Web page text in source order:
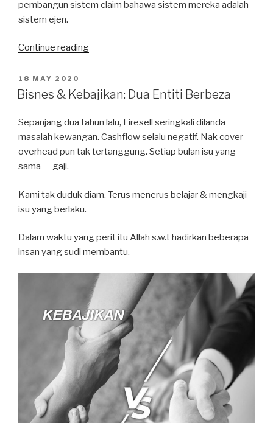
pembangun sistem claim bahawa sistem mereka adalah
sistem ejen.
Continue reading“Kenapa
Mahal
POSTED
ON
18 MAY 2020
Bisnes & Kebajikan: Dua Entiti Berbeza
Sepanjang dua tahun lalu, Firesell seringkali dilanda
masalah kewangan. Cashflow selalu negatif. Nak cover
overhead pun tak tertanggung. Setiap bulan isu yang
sama — gaji.
Kami tak duduk diam. Terus menerus belajar & mengkaji
isu yang berlaku.
Dalam waktu yang perit itu Allah s.w.t hadirkan beberapa
insan yang sudi membantu.